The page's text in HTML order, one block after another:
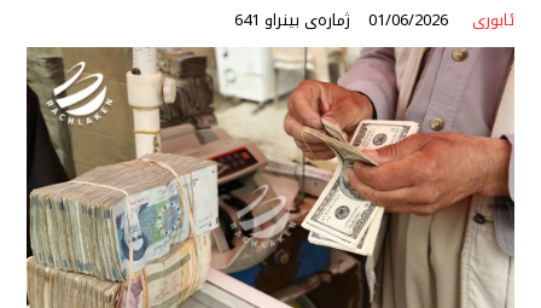
ئابوری 01/06/2026 ژمارەی بینراو 641